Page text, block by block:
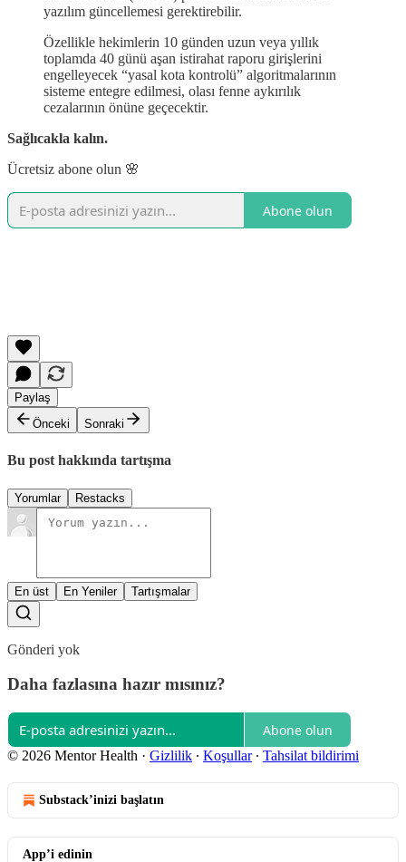
yazılım güncellemesi gerektirebilir.
Özellikle hekimlerin 10 günden uzun veya yıllık
toplamda 40 günü aşan istirahat raporu girişlerini
engelleyecek “yasal kota kontrolü” algoritmalarının
sisteme entegre edilmesi, olası fenne aykırılık
cezalarının önüne geçecektir.
Sağlıcakla kalın.
Ücretsiz abone olun 🌸
Abone olun
Paylaş
Önceki
Sonraki
Bu post hakkında tartışma
Yorumlar Restacks
En üst En Yeniler Tartışmalar
Gönderi yok
Daha fazlasına hazır mısınız?
Abone olun
© 2026 Mentor Health · Gizlilik ∙ Koşullar∙ Tahsilat bildirimi
Substack’inizi başlatın
App’i edinin